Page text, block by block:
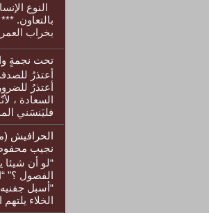
النوع
بالتعاون.
بخراب
تحت نجمةٍ
أعتذرُ
أعتذرُ
السعادة ،
فليَنسَني
الحرافيش
نجيب
“لو أن
الفصول ؟”
“أسبل
الخلاء